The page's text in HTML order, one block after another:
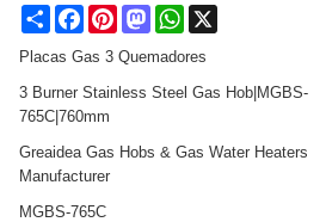
ShareFacebookPinterestMastodonWhatsApp
Placas Gas 3 Quemadores
3 Burner Stainless Steel Gas Hob|MGBS-
765C|760mm
Greaidea Gas Hobs & Gas Water Heaters
Manufacturer
MGBS-765C